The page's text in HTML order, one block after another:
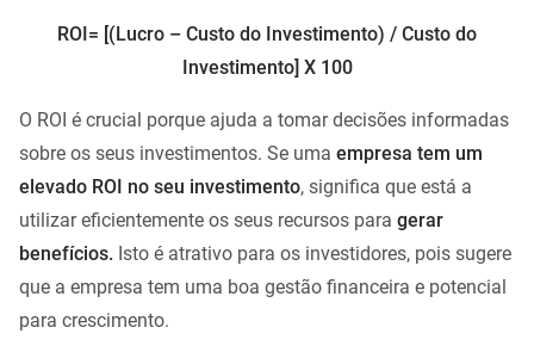
ROI= [(Lucro – Custo do Investimento) / Custo do
Investimento] X 100
O ROI é crucial porque ajuda a tomar decisões informadas
sobre os seus investimentos. Se uma empresa tem um
elevado ROI no seu investimento, significa que está a
utilizar eficientemente os seus recursos para gerar
benefícios. Isto é atrativo para os investidores, pois sugere
que a empresa tem uma boa gestão financeira e potencial
para crescimento.